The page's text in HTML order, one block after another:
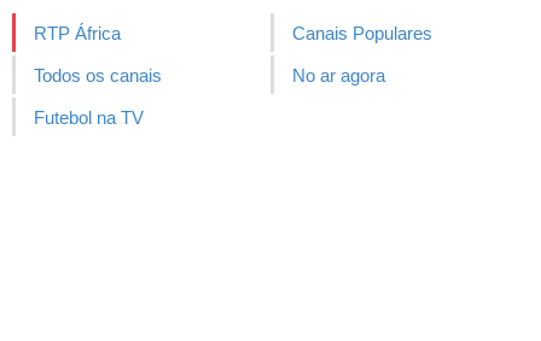
RTP África Canais Populares
Todos os canais No ar agora
Futebol na TV